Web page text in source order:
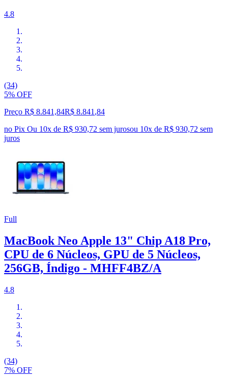
4.8
(34)
5% OFF
Preço R$ 8.841,84R$ 8.841 ,84
no Pix Ou 10x de R$ 930,72 sem jurosou 10x de R$ 930,72 sem
juros
Full
MacBook Neo Apple 13" Chip A18 Pro,
CPU de 6 Núcleos, GPU de 5 Núcleos,
256GB, Índigo - MHFF4BZ/A
4.8
(34)
7% OFF